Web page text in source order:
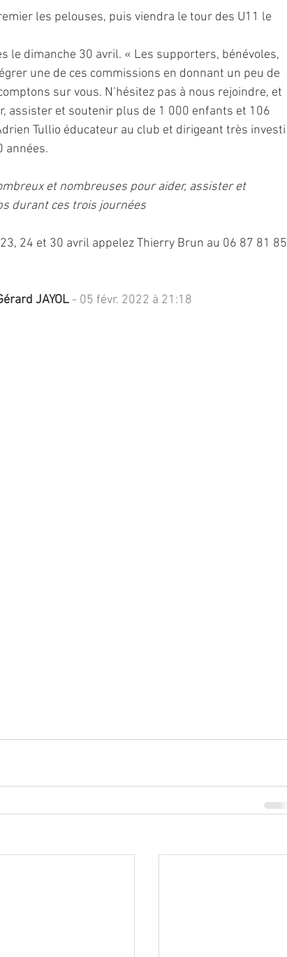
les pelouses, puis viendra le tour des U11 le
le dimanche 30 avril. « Les supporters, bénévoles,
une de ces commissions en donnant un peu de
sur vous. N’hésitez pas à nous rejoindre, et
assister et soutenir plus de 1 000 enfants et 106
Tullio éducateur au club et dirigeant très investi
années.
et nombreuses pour aider, assister et
durant ces trois journées
24 et 30 avril appelez Thierry Brun au 06 87 81 85
JAYOL - 05 févr. 2022 à 21:18